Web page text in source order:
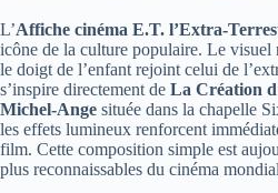
L’Affiche cinéma E.T. l’Extra-
icône de la culture populaire. Le visuel
le doigt de l’enfant rejoint celui de
s’inspire directement de La Création
Michel-Ange située dans la chapelle
les effets lumineux renforcent
film. Cette composition simple est
plus reconnaissables du cinéma